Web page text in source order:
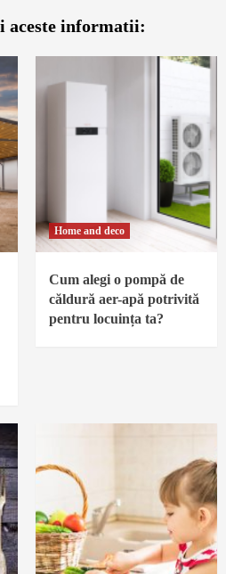
aceste informatii:
Home and deco
Cum alegi o pompă de
căldură aer-apă potrivită
pentru locuința ta?